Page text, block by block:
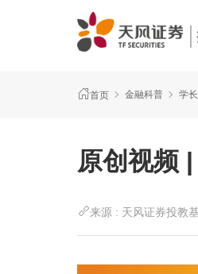
首页 金融科普 学
原创视频
来源 : 天风证券投教